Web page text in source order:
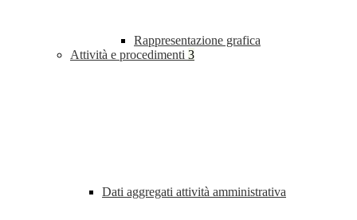
Rappresentazione grafica
Attività e procedimenti 3
Dati aggregati attività amministrativa